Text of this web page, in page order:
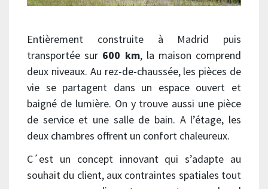
Entièrement construite à Madrid puis
transportée sur 600 km, la maison comprend
deux niveaux. Au rez-de-chaussée, les pièces de
vie se partagent dans un espace ouvert et
baigné de lumière. On y trouve aussi une pièce
de service et une salle de bain. A l’étage, les
deux chambres offrent un confort chaleureux.
C´est un concept innovant qui s’adapte au
souhait du client, aux contraintes spatiales tout